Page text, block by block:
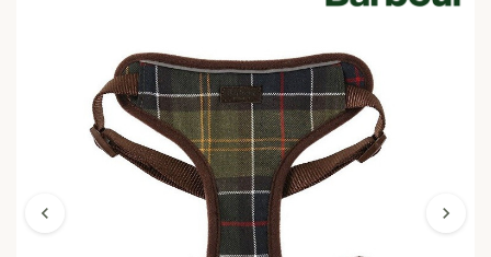
chevron_left chevron_right